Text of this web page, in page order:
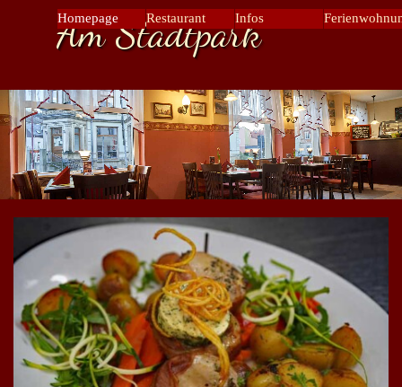
Direkt zum Seiteninhalt
Am Stadtpark Menü
Homepage Restaurant ▼
Infos ▼